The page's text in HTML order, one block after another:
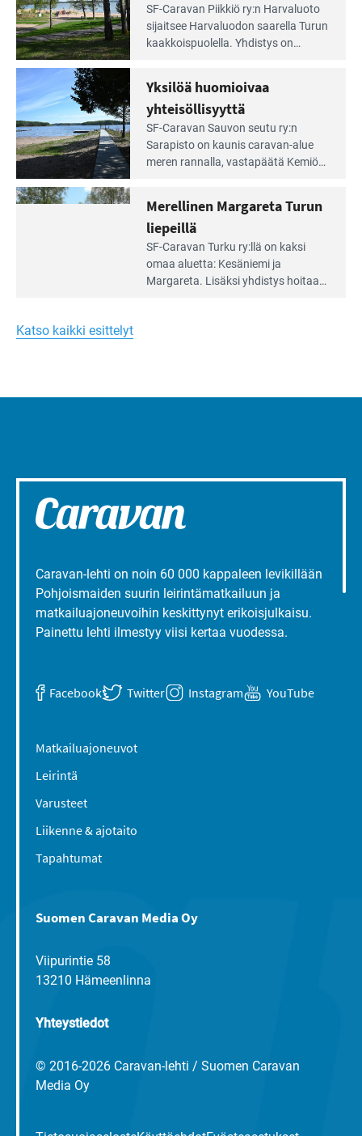
Lue
Leirintäoppaan
artikkeli:
Meren
äärellä
ja
vehreän
virkistysalueen
laidalla
SF-Caravan Piikkiö ry:n Harvaluoto
sijait­see Harvaluodon saarella Turun
kaakkois­puolella. Yhdistys on
virkistysalueesta.
Lue
Leirintäoppaan
artikkeli:
Yksilöä
huomioivaa
yhteisöllisyyttä
Yksilöä huomioivaa
yhteisöllisyyttä
SF-Caravan Sauvon seutu ry:n
Sarapisto on kaunis caravan-alue
meren rannalla, vasta­päätä Kemiön
kymmenen paikkaa ilman sähköä.
Turun
liepeillä
Merellinen Margareta Turun
liepeillä
SF-Caravan Turku ry:llä on kaksi
omaa aluet­ta: Kesäniemi ja
Margareta. Lisäksi yhdis­tys hoitaa
Katso kaikki esittelyt
Caravan-lehti on noin 60 000 kappaleen levikillään
Pohjoismaiden suurin leirintämatkailuun ja
matkailuajoneuvoihin keskittynyt erikoisjulkaisu.
Painettu lehti ilmestyy viisi kertaa vuodessa.
Facebook Twitter Instagram YouTube
Matkailuajoneuvot
Leirintä
Varusteet
Liikenne & ajotaito
Tapahtumat
Suomen Caravan Media Oy
Viipurintie 58
13210 Hämeenlinna
Yhteystiedot
© 2016-2026 Caravan-lehti / Suomen Caravan
Media Oy